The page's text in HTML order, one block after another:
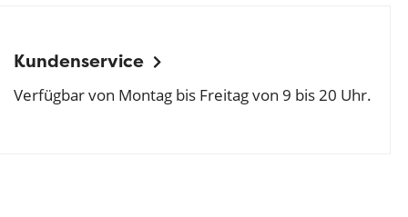
Kundenservice
Verfügbar von Montag bis Freitag von 9 bis 20 Uhr.